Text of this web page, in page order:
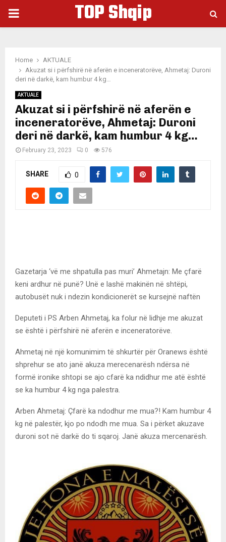
PRIMARY
TOP Shqip
Home
AKTUALE
Akuzat si i përfshirë në aferën e inceneratorëve, Ahmetaj: Duroni
deri në darkë, kam humbur 4 kg…
AKTUALE
Akuzat si i përfshirë në aferën e
inceneratorëve, Ahmetaj: Duroni
deri në darkë, kam humbur 4 kg…
February 23, 2023 0 576
SHARE 0
Gazetarja ‘vë me shpatulla pas muri’ Ahmetajn: Me çfarë
keni ardhur në punë? Unë e lashë makinën në shtëpi,
autobusët nuk i ndezin kondicionerët se kursejnë naftën
Deputeti i PS Arben Ahmetaj, ka folur në lidhje me akuzat
se është i përfshirë në aferën e inceneratorëve.
Ahmetaj në një komunimim të shkurtër për Oranews është
shprehur se ato janë akuza merecenarësh ndërsa në
formë ironike shtopi se ajo cfarë ka ndidhur me atë është
se ka humbur 4 kg nga palestra.
Arben Ahmetaj: Çfarë ka ndodhur me mua?! Kam humbur 4
kg në palestër, kjo po ndodh me mua. Sa i përket akuzave
duroni sot në darkë do ti sqaroj. Janë akuza mercenarësh.